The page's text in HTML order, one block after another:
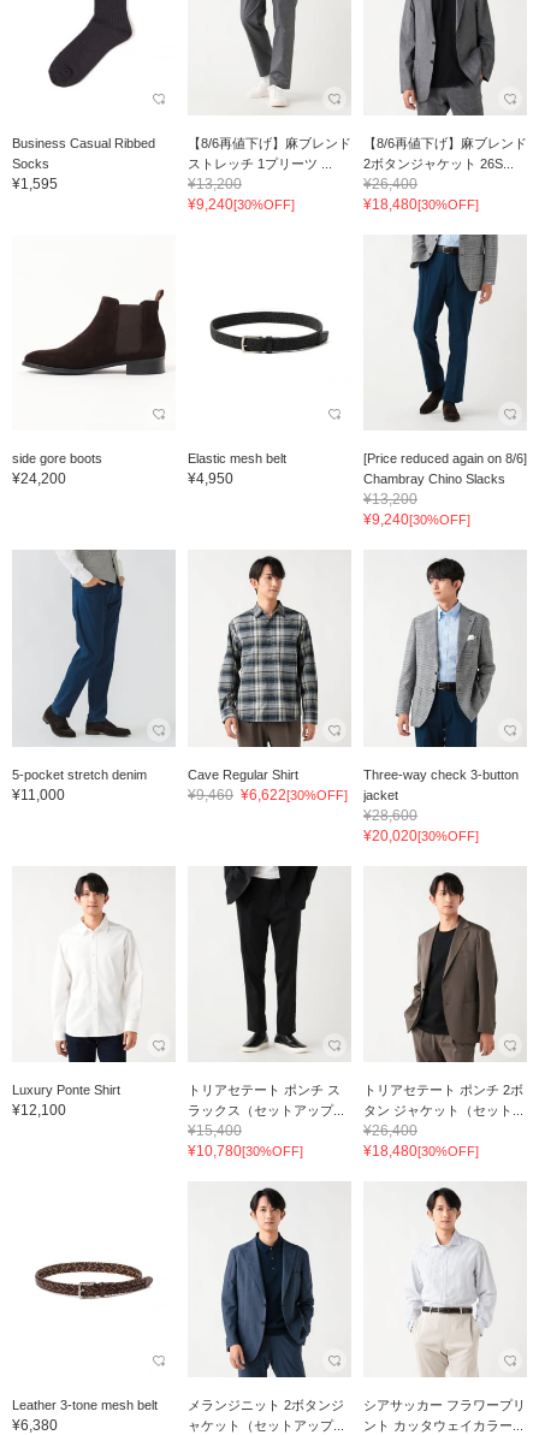
Business Casual Ribbed
Socks
¥1,595
【8/6再値下げ】麻ブレンド
ストレッチ 1プリーツ ...
¥13,200
¥9,240[30%OFF]
【8/6再値下げ】麻ブレンド
2ボタンジャケット 26S...
¥26,400
¥18,480[30%OFF]
side gore boots
¥24,200
Elastic mesh belt
¥4,950
[Price reduced again on 8/6]
Chambray Chino Slacks
¥13,200
¥9,240[30%OFF]
5-pocket stretch denim
¥11,000
Cave Regular Shirt
¥9,460 ¥6,622[30%OFF]
Three-way check 3-button
jacket
¥28,600
¥20,020[30%OFF]
Luxury Ponte Shirt
¥12,100
トリアセテート ポンチ ス
ラックス（セットアップ...
¥15,400
¥10,780[30%OFF]
トリアセテート ポンチ 2ボ
タン ジャケット（セット...
¥26,400
¥18,480[30%OFF]
Leather 3-tone mesh belt
¥6,380
メランジニット 2ボタンジ
ャケット（セットアップ...
シアサッカー フラワープリ
ント カッタウェイカラー...